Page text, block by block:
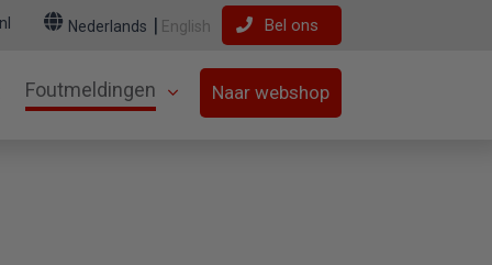
Nederlands English Bel ons
Foutmeldingen Naar webshop